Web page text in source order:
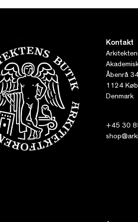
Kontakt
Åbenrå
1124
Denmark
+45 30